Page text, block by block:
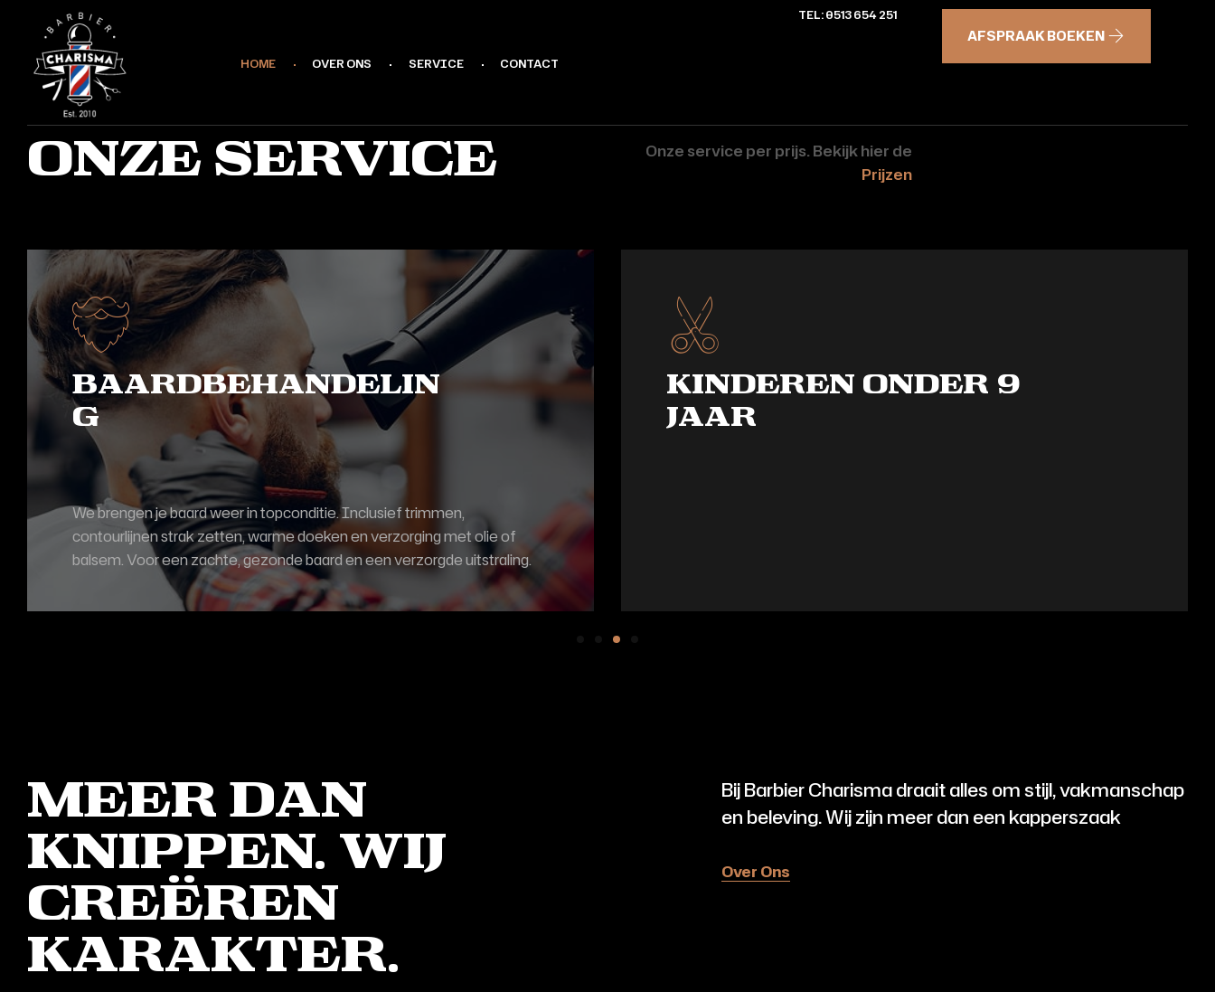
HOME OVER ONS SERVICE CONTACT
TEL: 0513 654 251
AFSPRAAK BOEKEN
onze service
Onze service per prijs. Bekijk hier de
Prijzen
Baardbehandelin
g
We brengen je baard weer in topconditie. Inclusief trimmen,
contourlijnen strak zetten, warme doeken en verzorging met olie of
balsem. Voor een zachte, gezonde baard en een verzorgde uitstraling.
Kinderen onder 9
jaar
Meer dan
knippen. Wij
creëren
karakter.
Bij Barbier Charisma draait alles om stijl, vakmanschap
en beleving. Wij zijn meer dan een kapperszaak
Over Ons